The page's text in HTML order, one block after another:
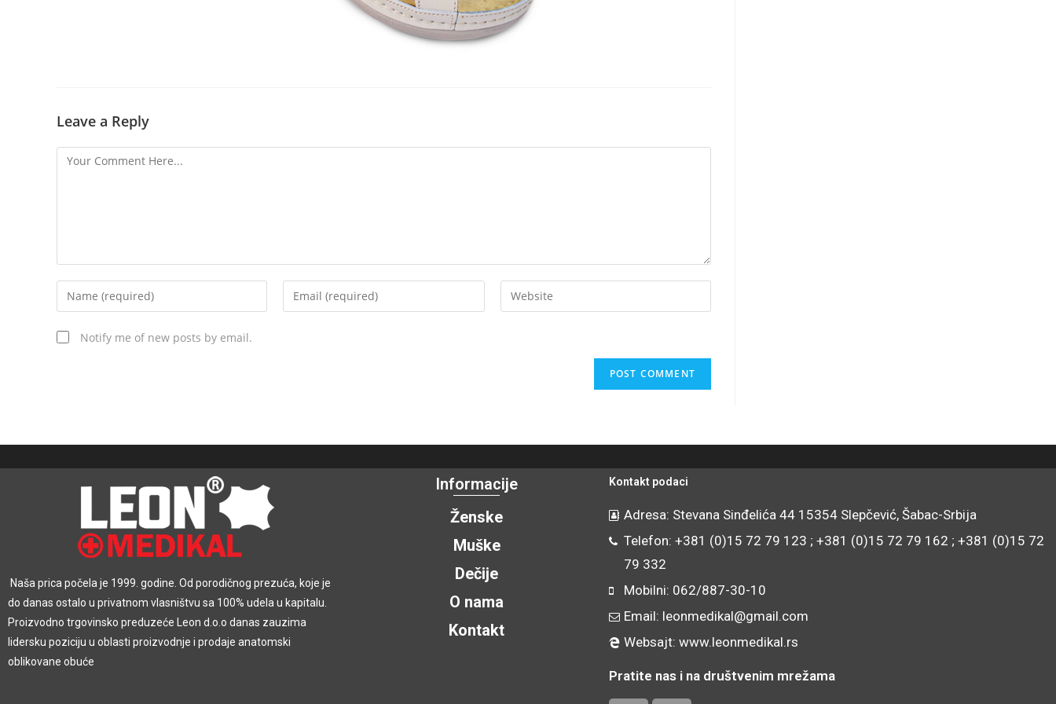
Leave a Reply
Notify me of new posts by email.
Naša prica počela je 1999. godine. Od porodičnog prezuća, koje je
do danas ostalo u privatnom vlasništvu sa 100% udela u kapitalu.
Proizvodno trgovinsko preduzeće Leon d.o.o danas zauzima
lidersku poziciju u oblasti proizvodnje i prodaje anatomski
oblikovane obuće
Informacije
Ženske
Muške
Dečije
O nama
Kontakt
Kontakt podaci
Adresa: Stevana Sinđelića 44 15354 Slepčević, Šabac-Srbija
Telefon: +381 (0)15 72 79 123 ; +381 (0)15 72 79 162 ; +381 (0)15 72
79 332
Mobilni: 062/887-30-10
Email: leonmedikal@gmail.com
Websajt: www.leonmedikal.rs
Pratite nas i na društvenim mrežama